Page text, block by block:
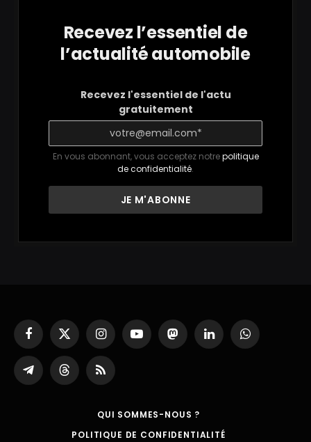
Recevez l’essentiel de
l’actualité automobile
Recevez l'essentiel de l'actu
gratuitement
En vous abonnant, vous acceptez notrepolitique
de confidentialité.
Facebook
X
(Twitter)
InstagramYouTubeMastodonLinkedInWhatsApp
Partager
sur
ThreadsRSS
QUI SOMMES-NOUS ?
POLITIQUE DE CONFIDENTIALITÉ